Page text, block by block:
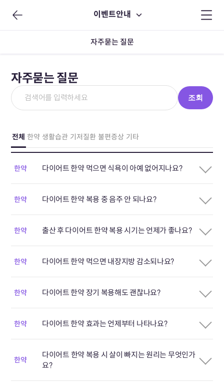
이벤트안내
자주묻는 질문
자주묻는 질문
조회
전체 한약 생활습관 기저질환 불편증상 기타
한약 다이어트 한약 먹으면 식욕이 아예 없어지나요?
한약 다이어트 한약 복용 중 음주 안 되나요?
한약 출산 후 다이어트 한약 복용 시기는 언제가 좋나요?
한약 다이어트 한약 먹으면 내장지방 감소되나요?
한약 다이어트 한약 장기 복용해도 괜찮나요?
한약 다이어트 한약 효과는 언제부터 나타나요?
한약
다이어트 한약 복용 시 살이 빠지는 원리는 무엇인가
요?